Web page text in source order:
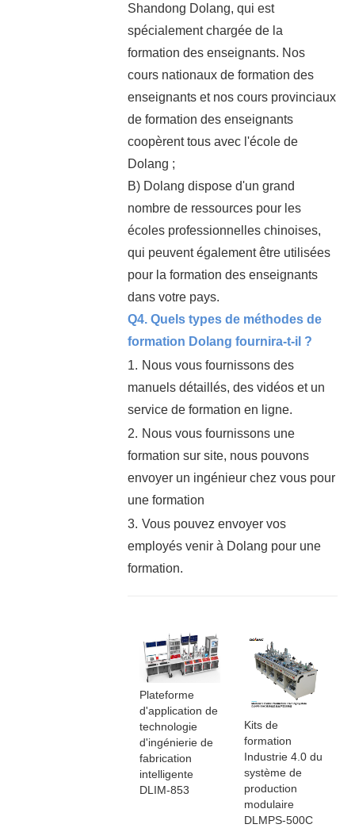
Shandong Dolang, qui est
spécialement chargée de la
formation des enseignants. Nos
cours nationaux de formation des
enseignants et nos cours provinciaux
de formation des enseignants
coopèrent tous avec l'école de
Dolang ;
B) Dolang dispose d'un grand
nombre de ressources pour les
écoles professionnelles chinoises,
qui peuvent également être utilisées
pour la formation des enseignants
dans votre pays.
Q4. Quels types de méthodes de
formation Dolang fournira-t-il ?
1. Nous vous fournissons des
manuels détaillés, des vidéos et un
service de formation en ligne.
2. Nous vous fournissons une
formation sur site, nous pouvons
envoyer un ingénieur chez vous pour
une formation
3. Vous pouvez envoyer vos
employés venir à Dolang pour une
formation.
Plateforme
d'application de
technologie
d'ingénierie de
fabrication
intelligente
DLIM-853
Kits de
formation
Industrie 4.0 du
système de
production
modulaire
DLMPS-500C